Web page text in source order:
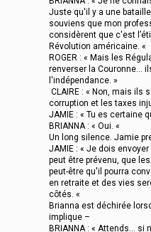
Juste qu'il y a une
souviens que mon
considèrent que c'est
Révolution américaine. «
ROGER : « Mais les
renverser la Couronne...
l'indépendance. »
CLAIRE : « Non, mais ils
corruption et les taxes
JAMIE : « Tu es certaine
BRIANNA : « Oui. «
Un long silence. Jamie
JAMIE : « Je dois
peut être prévenu, que
peut-être qu'il pourra
en retraite et des vies
côtés. «
Brianna est déchirée
implique –
BRIANNA : « Attends...